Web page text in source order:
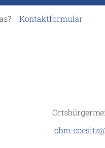
Kontaktformular
obm-